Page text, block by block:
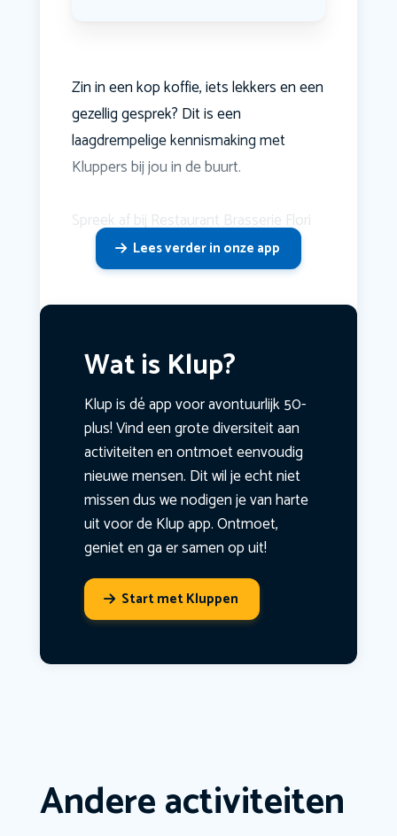
Zin in een kop koffie, iets lekkers en een
gezellig gesprek? Dit is een
laagdrempelige kennismaking met
Kluppers bij jou in de buurt.
Spreek af bij Restaurant Brasserie Flori
Lees verder in onze app
Wat is Klup?
Klup is dé app voor avontuurlijk 50-
plus! Vind een grote diversiteit aan
activiteiten en ontmoet eenvoudig
nieuwe mensen. Dit wil je echt niet
missen dus we nodigen je van harte
uit voor de Klup app. Ontmoet,
geniet en ga er samen op uit!
Start met Kluppen
Andere activiteiten